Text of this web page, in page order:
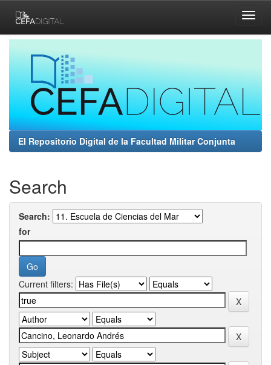
navigation
El Repositorio Digital de la Facultad Militar Conjunta
Search
Search:
for
Current filters: